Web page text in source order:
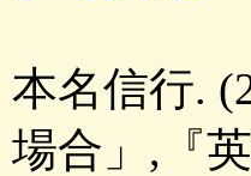
本名信行.
場合」,『